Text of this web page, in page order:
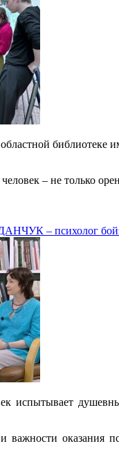
– не только
– психолог
испытывает
важности оказания